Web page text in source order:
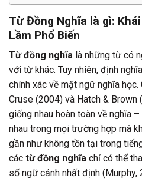
Từ Đồng Nghĩa là gì:
Lầm Phổ Biến
Từ đồng nghĩa là những từ có
với từ khác. Tuy nhiên, định
chính xác về mặt ngữ nghĩa
Cruse (2004) và Hatch & Brown
giống nhau hoàn toàn về nghĩa
nhau trong mọi trường hợp mà
gần như không tồn tại trong
các từ đồng nghĩa chỉ có thể
số ngữ cảnh nhất định (Murphy,